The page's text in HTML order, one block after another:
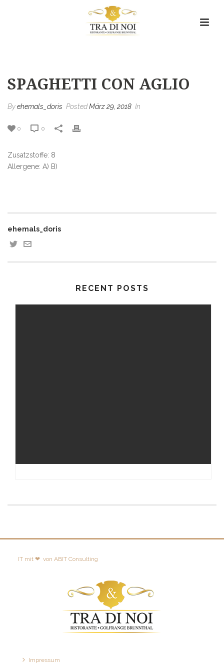
Spaghetti con aglio
SPAGHETTI CON AGLIO
Byehemals_doris PostedMärz 29, 2018 In
0 0
Zusatzstoffe: 8
Allergene: A) B)
ehemals_doris
RECENT POSTS
IT mit ❤ vonABIT Consulting
Impressum